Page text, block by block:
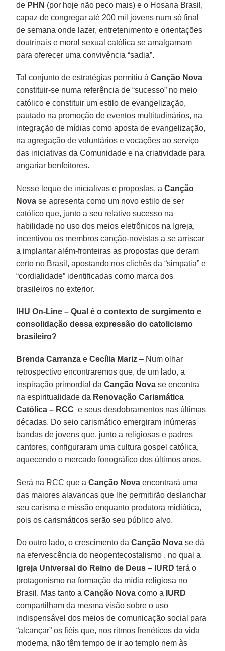
de PHN (por hoje não peco mais) e o Hosana Brasil,
capaz de congregar até 200 mil jovens num só final
de semana onde lazer, entretenimento e orientações
doutrinais e moral sexual católica se amalgamam
para oferecer uma convivência “sadia”.
Tal conjunto de estratégias permitiu àCanção Nova
constituir-se numa referência de “sucesso” no meio
católico e constituir um estilo de evangelização,
pautado na promoção de eventos multitudinários, na
integração de mídias como aposta de evangelização,
na agregação de voluntários e vocações ao serviço
das iniciativas da Comunidade e na criatividade para
angariar benfeitores.
Nesse leque de iniciativas e propostas, aCanção
Nova se apresenta como um novo estilo de ser
católico que, junto a seu relativo sucesso na
habilidade no uso dos meios eletrônicos na Igreja,
incentivou os membros canção-novistas a se arriscar
a implantar além-fronteiras as propostas que deram
certo no Brasil, apostando nos clichês da “simpatia” e
“cordialidade” identificadas como marca dos
brasileiros no exterior.
IHU On-Line – Qual é o contexto de surgimento e
consolidação dessa expressão do catolicismo
brasileiro?
Brenda Carranza e Cecília Mariz – Num olhar
retrospectivo encontraremos que, de um lado, a
inspiração primordial daCanção Nova se encontra
na espiritualidade da Renovação Carismática
Católica – RCC e seus desdobramentos nas últimas
décadas. Do seio carismático emergiram inúmeras
bandas de jovens que, junto a religiosas e padres
cantores, configuraram uma cultura gospel católica,
aquecendo o mercado fonográfico dos últimos anos.
Será na RCC que aCanção Nova encontrará uma
das maiores alavancas que lhe permitirão deslanchar
seu carisma e missão enquanto produtora midiática,
pois os carismáticos serão seu público alvo.
Do outro lado, o crescimento daCanção Nova se dá
na efervescência do neopentecostalismo , no qual a
Igreja Universal do Reino de Deus – IURD terá o
protagonismo na formação da mídia religiosa no
Brasil. Mas tanto aCanção Nova como a IURD
compartilham da mesma visão sobre o uso
indispensável dos meios de comunicação social para
“alcançar” os fiéis que, nos ritmos frenéticos da vida
moderna, não têm tempo de ir ao templo nem às